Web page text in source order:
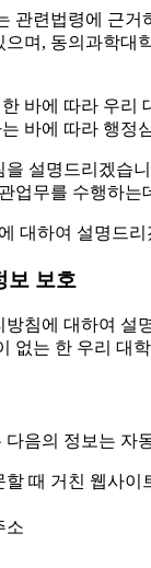
관련법령에 근
며, 동의과학
바에 따라 우
바에 따라 행정
설명드리겠습
업무를 수행하
대하여 설명드리
보 보호
침에 대하여
없는 한 우리 대
음의 정보는 자
때 거친 웹사이
소